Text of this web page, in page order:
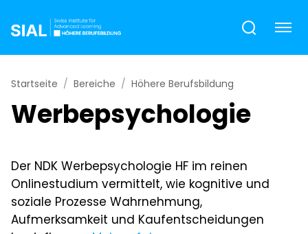
Startseite Bereiche Höhere Berufsbildung
Werbepsychologie
Der NDK Werbepsychologie HF im reinen
Onlinestudium vermittelt, wie kognitive und
soziale Prozesse Wahrnehmung,
Aufmerksamkeit und Kaufentscheidungen